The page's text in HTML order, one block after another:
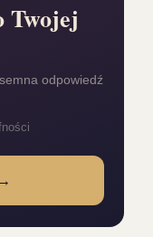
Twojej
odpowiedź